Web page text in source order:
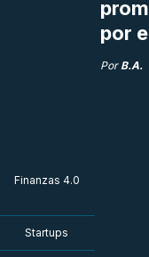
por
Por B.A.
Finanzas 4.0
Startups